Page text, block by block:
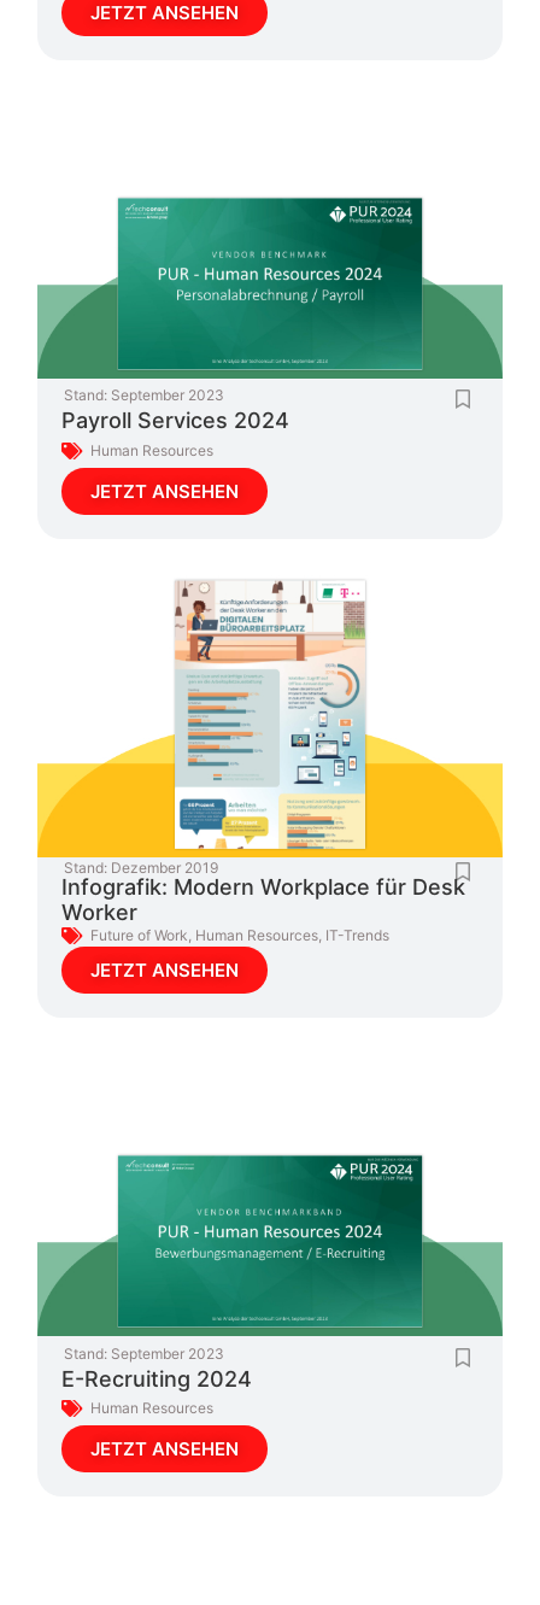
JETZT ANSEHEN
Stand: September 2023
Payroll Services 2024
Human Resources
JETZT ANSEHEN
Stand: Dezember 2019
Infografik: Modern Workplace für Desk
Worker
Future of Work, Human Resources, IT-Trends
JETZT ANSEHEN
Stand: September 2023
E-Recruiting 2024
Human Resources
JETZT ANSEHEN